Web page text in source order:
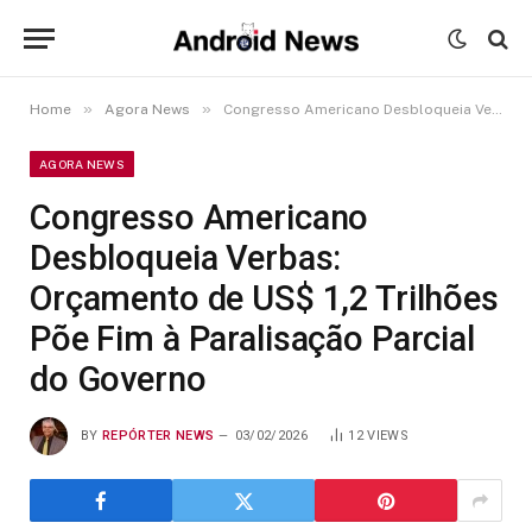
Home » Agora News » Congresso Americano Desbloqueia Verbas: Orçamento de US$ 1,2 Trilhões Põe Fim à Paralisação Parcial do Governo
AGORA NEWS
Congresso Americano
Desbloqueia Verbas:
Orçamento de US$ 1,2 Trilhões
Põe Fim à Paralisação Parcial
do Governo
BY REPÓRTER NEWS 03/02/2026 12VIEWS